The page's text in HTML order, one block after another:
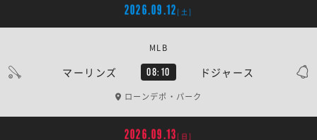
2026.09.12 [土]
マーリンズ 08:10 ドジャース
MLB
ローンデポ・パーク
2026.09.13 [日]